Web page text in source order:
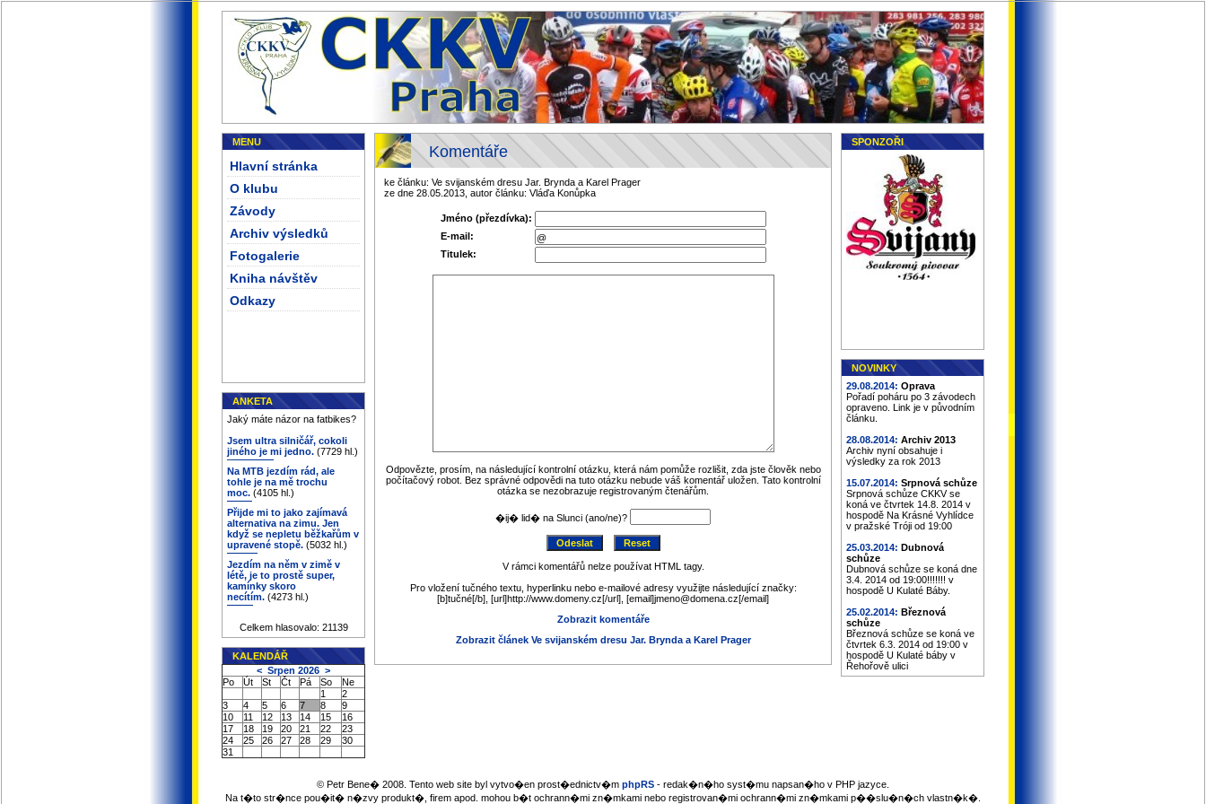
MENU
Hlavní stránka
O klubu
Závody
Archiv výsledků
Fotogalerie
Kniha návštěv
Odkazy
ANKETA
Jaký máte názor na fatbikes?
Jsem ultra silničář, cokoli
jiného je mi jedno. (7729 hl.)
Na MTB jezdím rád, ale
tohle je na mě trochu
moc. (4105 hl.)
Přijde mi to jako zajímavá
alternativa na zimu. Jen
když se nepletu běžkařům v
upravené stopě. (5032 hl.)
Jezdím na něm v zimě v
létě, je to prostě super,
kamínky skoro
necítím. (4273 hl.)
Celkem hlasovalo: 21139
KALENDÁŘ
< Srpen 2026 >
Po
Út St Čt Pá So
Ne
1
2
3
4 5 6 7 8
9
10
11 12 13 14 15
16
17
18 19 20 21 22
23
24
25 26 27 28 29
30
31
SPONZOŘI
NOVINKY
29.08.2014: Oprava
Pořadí poháru po 3 závodech
opraveno. Link je v původním
článku.
28.08.2014: Archiv 2013
Archiv nyní obsahuje i
výsledky za rok 2013
15.07.2014: Srpnová schůze
Srpnová schůze CKKV se
koná ve čtvrtek 14.8. 2014 v
hospodě Na Krásné Vyhlídce
v pražské Tróji od 19:00
25.03.2014: Dubnová
schůze
Dubnová schůze se koná dne
3.4. 2014 od 19:00!!!!!!! v
hospodě U Kulaté Báby.
25.02.2014: Březnová
schůze
Březnová schůze se koná ve
čtvrtek 6.3. 2014 od 19:00 v
hospodě U Kulaté báby v
Řehořově ulici
Komentáře
ke článku: Ve svijanském dresu Jar. Brynda a Karel Prager
ze dne 28.05.2013, autor článku: Vláďa Konůpka
Jméno (přezdívka):
E-mail:
Titulek:
Odpovězte, prosím, na následující kontrolní otázku, která nám pomůže rozlišit, zda jste člověk nebo
počítačový robot. Bez správné odpovědi na tuto otázku nebude váš komentář uložen. Tato kontrolní
otázka se nezobrazuje registrovaným čtenářům.
�ij� lid� na Slunci (ano/ne)?
V rámci komentářů nelze používat HTML tagy.
Pro vložení tučného textu, hyperlinku nebo e-mailové adresy využijte následující značky:
[b]tučné[/b], [url]http://www.domeny.cz[/url], [email]jmeno@domena.cz[/email]
Zobrazit komentáře
Zobrazit článek Ve svijanském dresu Jar. Brynda a Karel Prager
© Petr Bene� 2008. Tento web site byl vytvo�en prost�ednictv�m phpRS - redak�n�ho syst�mu napsan�ho v PHP jazyce.
Na t�to str�nce pou�it� n�zvy produkt�, firem apod. mohou b�t ochrann�mi zn�mkami nebo registrovan�mi ochrann�mi zn�mkami p��slu�n�ch vlastn�k�.